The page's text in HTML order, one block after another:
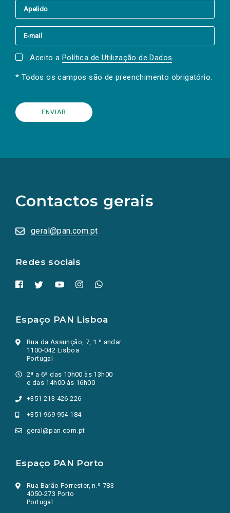
Aceito a Política de Utilização de Dados.
* Todos os campos são de preenchimento obrigatório.
Contactos gerais
geral@pan.com.pt
Redes sociais
redes
sociais
numa
nova
Espaço PAN Lisboa
Rua da Assunção, 7, 1.º andar
1100-042 Lisboa
Portugal
2ª a 6ª das 10h00 às 13h00
e das 14h00 às 16h00
+351 213 426 226
+351 969 954 184
geral@pan.com.pt
Espaço PAN Porto
Rua Barão Forrester, n.º 783
4050-273 Porto
Portugal